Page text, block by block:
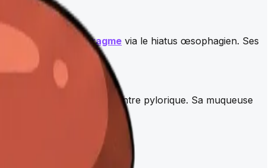
et le diaphragme via le hiatus œsophagien. Ses
fundus, corps et antre pylorique. Sa muqueuse